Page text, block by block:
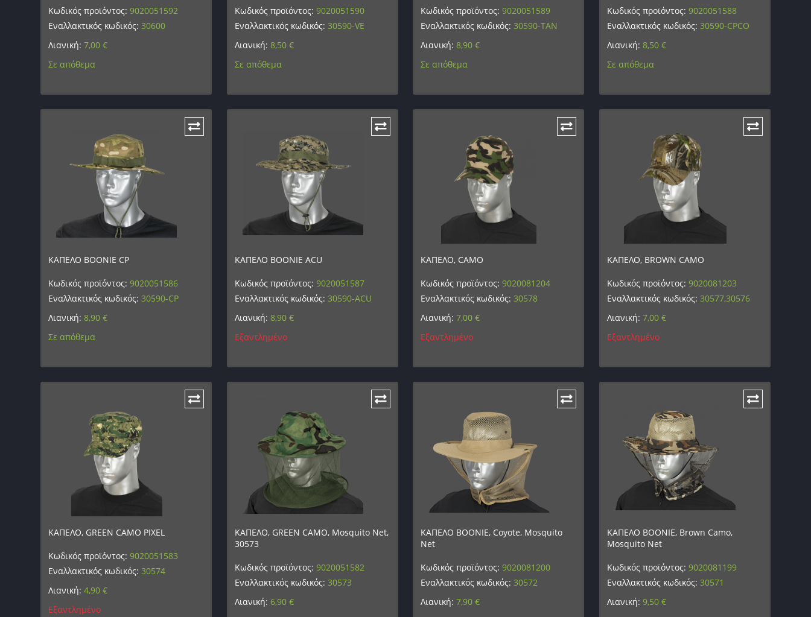
Κωδικός προϊόντος:9020051592
Εναλλακτικός κωδικός: 30600
Λιανική:7,00€
Σε απόθεμα
Κωδικός προϊόντος: 9020051590
Εναλλακτικός κωδικός: 30590-VE
Λιανική: 8,50 €
Σε απόθεμα
Κωδικός προϊόντος:9020051589
Εναλλακτικός κωδικός: 30590-TAN
Λιανική:8,90€
Σε απόθεμα
Κωδικός προϊόντος: 9020051588
Εναλλακτικός κωδικός: 30590-CPCO
Λιανική: 8,50 €
Σε απόθεμα
ΚΑΠΕΛΟ BOONIE CP
Κωδικός προϊόντος:9020051586
Εναλλακτικός κωδικός: 30590-CP
Λιανική:8,90€
Σε απόθεμα
ΚΑΠΕΛΟ BOONIE ACU
Κωδικός προϊόντος: 9020051587
Εναλλακτικός κωδικός: 30590-ACU
Λιανική: 8,90 €
Εξαντλημένο
ΚΑΠΕΛΟ, CAMO
Κωδικός προϊόντος:9020081204
Εναλλακτικός κωδικός: 30578
Λιανική:7,00€
Εξαντλημένο
ΚΑΠΕΛΟ, BROWN CAMO
Κωδικός προϊόντος: 9020081203
Εναλλακτικός κωδικός: 30577,30576
Λιανική: 7,00 €
Εξαντλημένο
ΚΑΠΕΛΟ, GREEN CAMO PIXEL
Κωδικός προϊόντος:9020051583
Εναλλακτικός κωδικός: 30574
Λιανική:4,90€
Εξαντλημένο
ΚΑΠΕΛΟ, GREEN CAMO, Mosquito Net,
30573
Κωδικός προϊόντος: 9020051582
Εναλλακτικός κωδικός: 30573
Λιανική: 6,90 €
ΚΑΠΕΛΟ BOONIE, Coyote, Mosquito
Net
Κωδικός προϊόντος:9020081200
Εναλλακτικός κωδικός: 30572
Λιανική:7,90€
ΚΑΠΕΛΟ BOONIE, Brown Camo,
Mosquito Net
Κωδικός προϊόντος: 9020081199
Εναλλακτικός κωδικός: 30571
Λιανική: 9,50 €